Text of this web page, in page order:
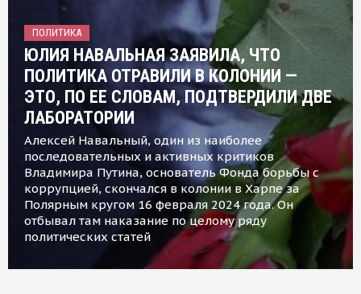
ПОЛИТИКА
ЮЛИЯ НАВАЛЬНАЯ ЗАЯВИЛА, ЧТО
ПОЛИТИКА ОТРАВИЛИ В КОЛОНИИ —
ЭТО, ПО ЕЕ СЛОВАМ, ПОДТВЕРДИЛИ ДВЕ
ЛАБОРАТОРИИ
Алексей Навальный, один из наиболее
последовательных и активных критиков
Владимира Путина, основатель Фонда борьбы с
коррупцией, скончался в колонии в Харпе за
Полярным кругом 16 февраля 2024 года. Он
отбывал там наказание по целому ряду
политических статей